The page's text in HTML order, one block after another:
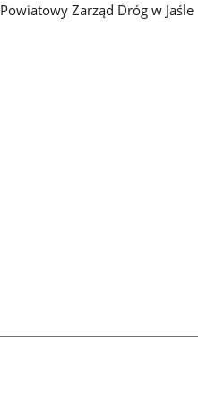
Powiatowy Zarząd Dróg w Jaśle